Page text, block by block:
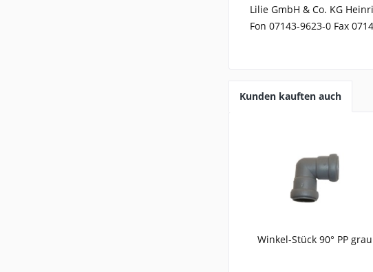
Lilie GmbH & Co. KG
Fon 07143-9623-0 Fax
Kunden kauften auch
Winkel-Stück 90° PP grau